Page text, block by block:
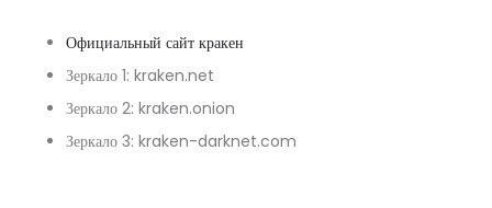
Официальный сайт кракен
Зеркало 1: kraken.net
Зеркало 2: kraken.onion
Зеркало 3: kraken-darknet.com